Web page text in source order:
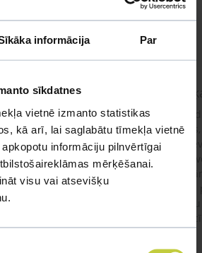
informācija Par
sīkdatnes
vietnē izmanto statistikas
kā arī, lai saglabātu tīmekļa vietnē
informāciju pilnvērtīgai
mērķēšanai.
visu vai atsevišķu
plastiku ,ko ieklāj zem
sekas varētu
reağēt...Ko darīt?